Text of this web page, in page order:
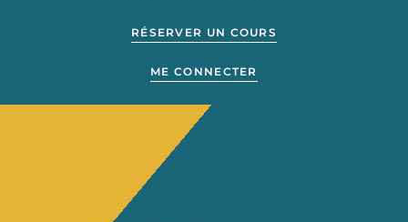
RÉSERVER UN COURS
ME CONNECTER